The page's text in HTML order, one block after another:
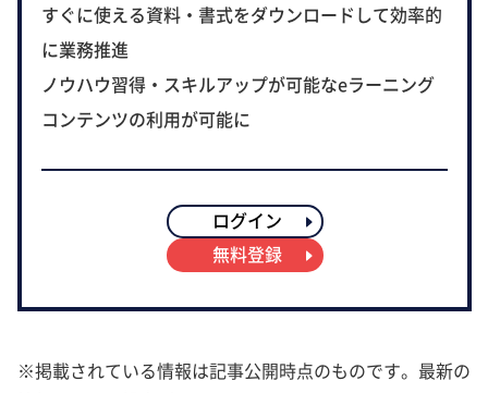
すぐに使える資料・書式をダウンロードして効率的
に業務推進
ノウハウ習得・スキルアップが可能なeラーニング
コンテンツの利用が可能に
ログイン
無料登録
※掲載されている情報は記事公開時点のものです。最新の